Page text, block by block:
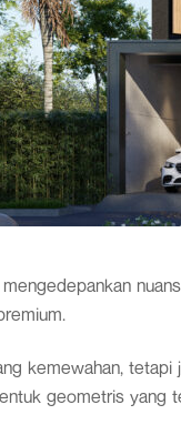
kemewahan,
geometris yang